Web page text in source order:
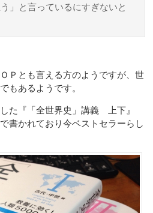
」と言っているにすぎないと
Ｐとも言える方のようですが、世
もあるようです。
た『「全世界史」講義 上下』
書かれており今ベストセラーらし